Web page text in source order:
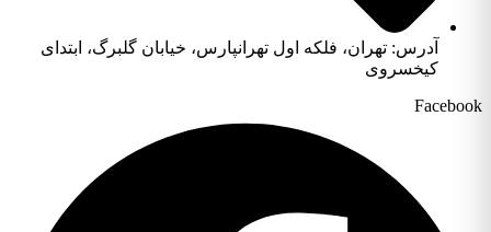
آدرس: تهران، فلکه اول تهرانپارس، خیابان گلبرگ، ابتدای
کیخسروی
Facebook